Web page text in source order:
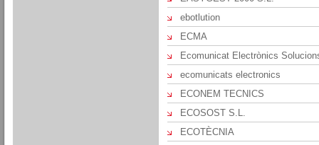
ebotlution
ECMA
Ecomunicat Electrònics
ecomunicats electronics
ECONEM TECNICS
ECOSOST S.L.
ECOTÈCNIA